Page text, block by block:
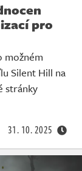
pro
možném
Silent Hill na
stránky
31. 10. 2025